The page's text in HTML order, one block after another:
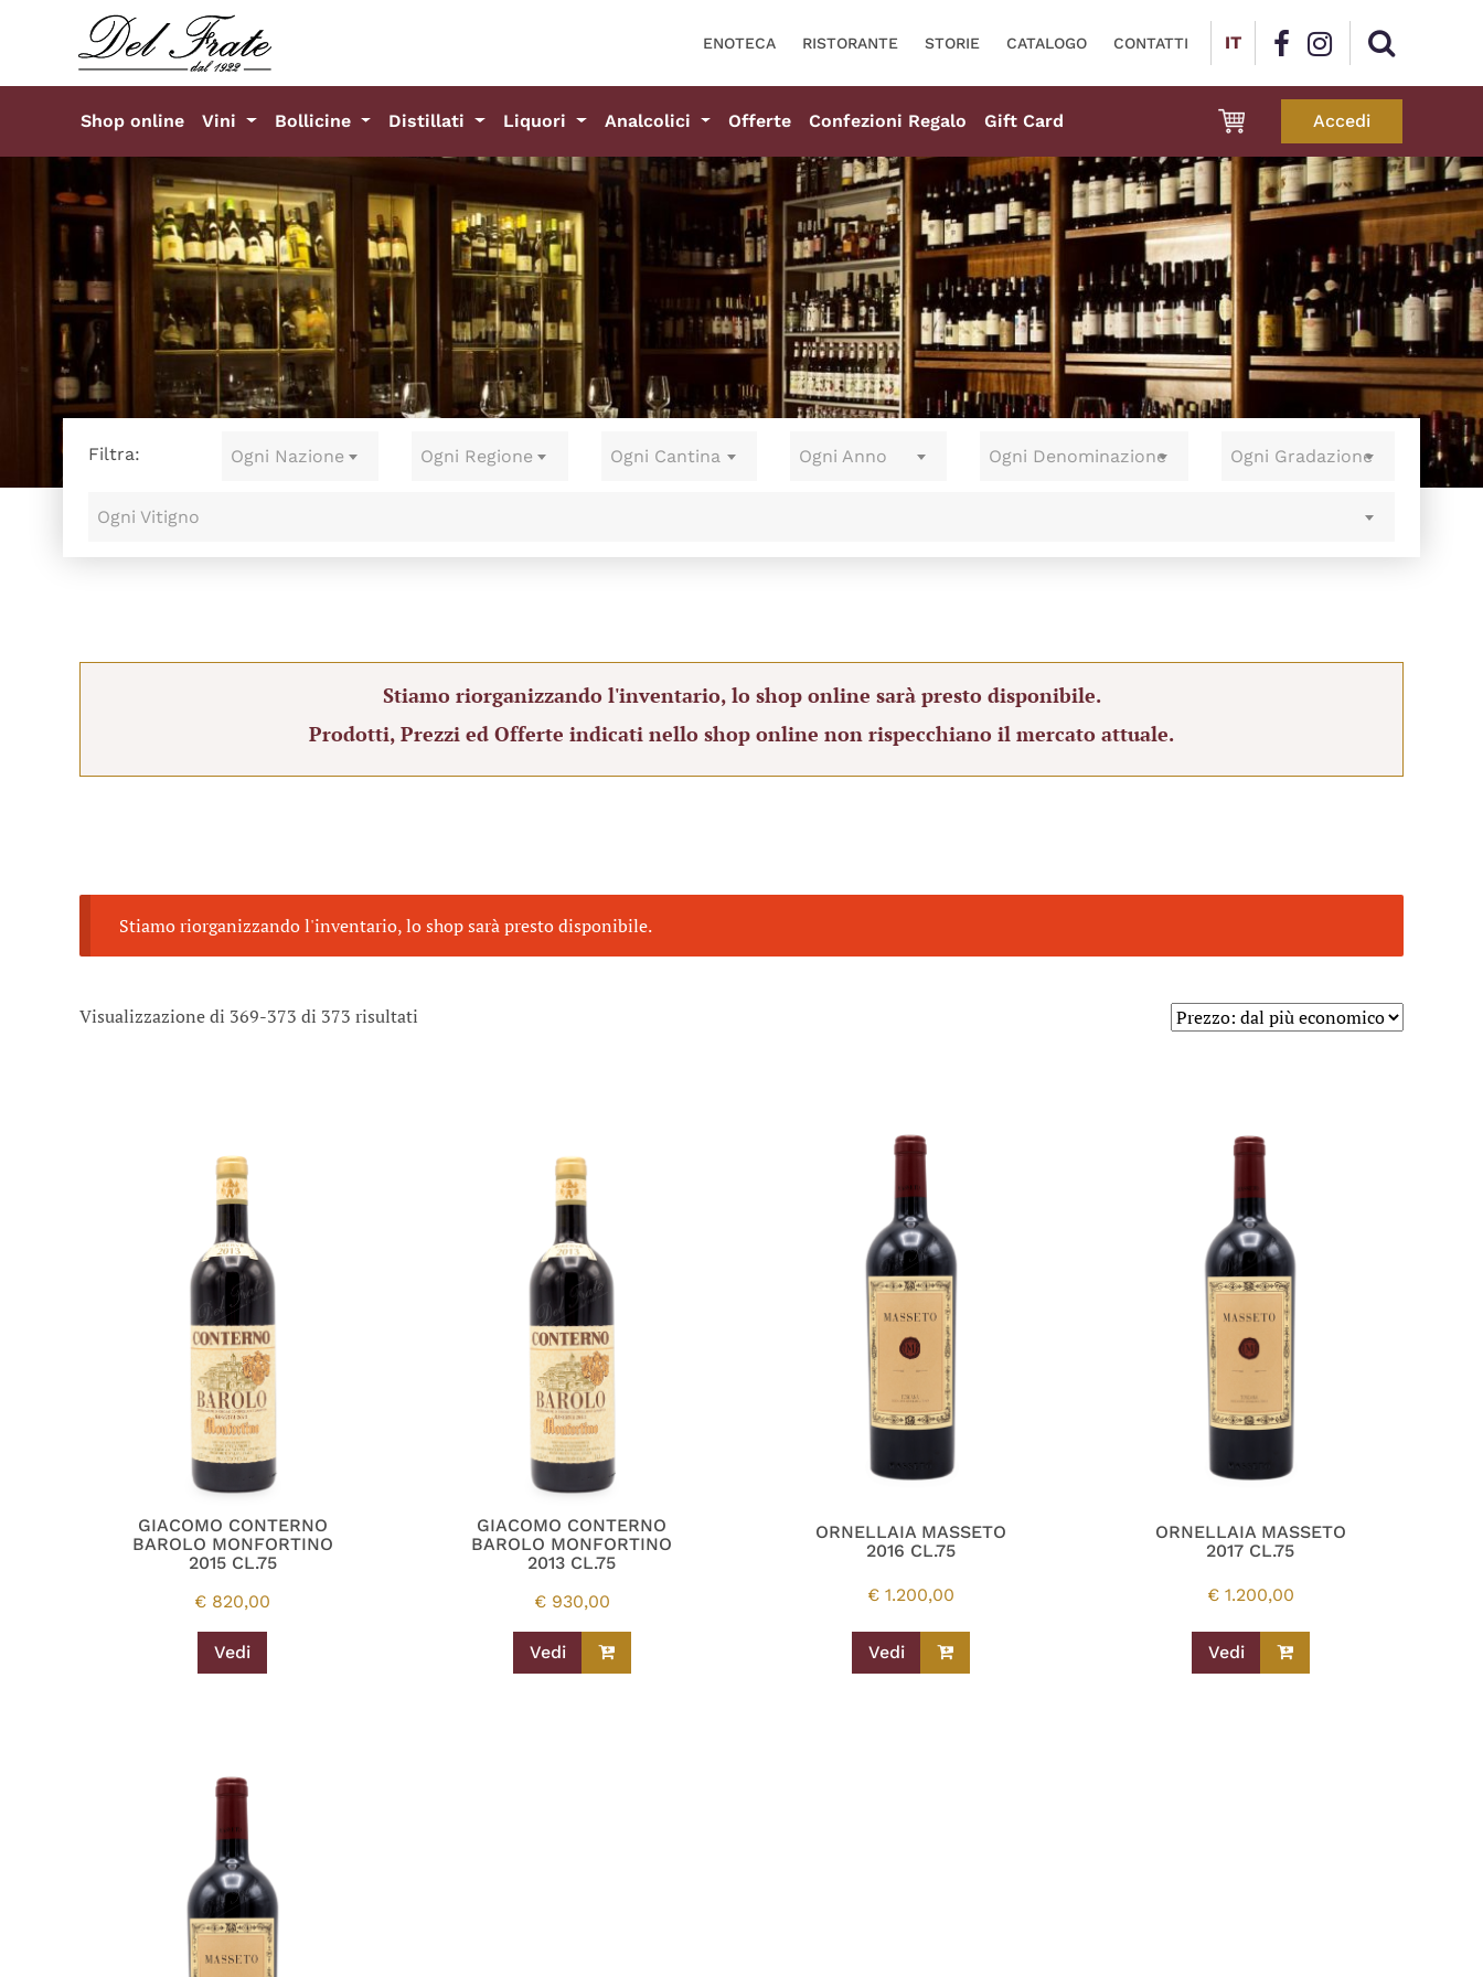
ENOTECA RISTORANTE STORIE CATALOGO CONTATTI IT
Shop online Vini Bollicine Distillati Liquori Analcolici Offerte Confezioni Regalo Gift Card Accedi
Filtra: Ogni Nazione Ogni Regione Ogni Cantina Ogni Anno Ogni Denominazione Ogni Gradazione
Ogni Vitigno
Stiamo riorganizzando l'inventario, lo shop online sarà presto disponibile.
Prodotti, Prezzi ed Offerte indicati nello shop online non rispecchiano il mercato attuale.
Stiamo riorganizzando l'inventario, lo shop sarà presto disponibile.
Visualizzazione di 369-373 di 373 risultati
GIACOMO CONTERNO
BAROLO MONFORTINO
2015 CL.75
€ 820,00
Vedi
GIACOMO CONTERNO
BAROLO MONFORTINO
2013 CL.75
€ 930,00
Vedi
ORNELLAIA MASSETO
2016 CL.75
€ 1.200,00
Vedi
ORNELLAIA MASSETO
2017 CL.75
€ 1.200,00
Vedi